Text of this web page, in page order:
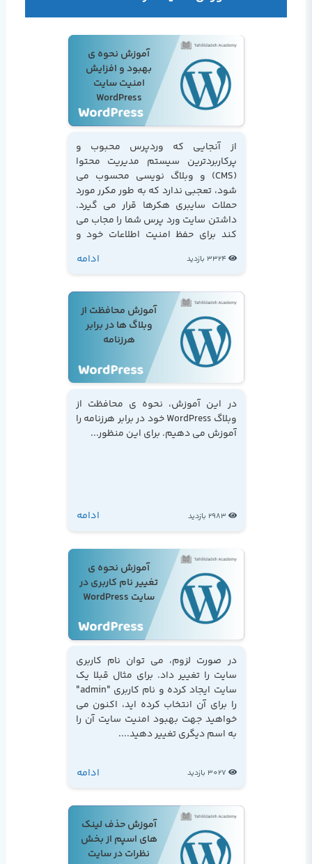
آموزش نحوه ی
بهبود و افزایش
امنیت سایت
WordPress
از آنجایی که وردپرس محبوب و
پرکاربردترین سیستم مدیریت محتوا
(CMS) و وبلاگ نویسی محسوب می
شود، تعجبی ندارد که به طور مکرر مورد
حملات سایبری هکرها قرار می گیرد.
داشتن سایت ورد پرس شما را مجاب می
کند برای حفظ امنیت اطلاعات خود و
باشید. در این مبحث توضیح مختصری
اختیار شما قرار می دهیم....
3324 بازدید ادامه
آموزش محافظت از
وبلاگ ها در برابر
هرزنامه
در این آموزش، نحوه ی محافظت از
وبلاگ WordPress خود در برابر هرزنامه را
آموزش می دهیم. برای این منظور...
2983 بازدید ادامه
آموزش نحوه ی
تغییر نام کاربری در
سایت WordPress
در صورت لزوم، می توان نام کاربری
سایت را تغییر داد. برای مثال قبلا یک
سایت ایجاد کرده و نام کاربری "admin"
را برای آن انتخاب کرده اید، اکنون می
خواهید جهت بهبود امنیت سایت آن را
به اسم دیگری تغییر دهید....
3027 بازدید ادامه
آموزش حذف لینک
های اسپم از بخش
نظرات در سایت